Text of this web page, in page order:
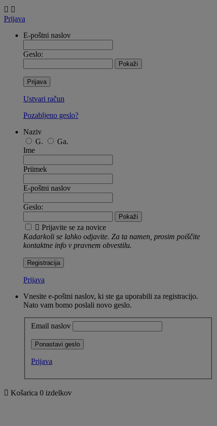
 
Prijava
E-poštni naslov
Geslo:
Pokaži
Prijava
Ustvari račun
Pozabljeno geslo?
Naziv
G.
Ga.
Ime
Priimek
E-poštni naslov
Geslo:
Pokaži
 Prijavite se za novice
Kadarkoli se lahko odjavite. Za ta namen, prosim poiščite
kontaktne info v pravnem obvestilu.
Registracija
Prijava
Vnesite e-poštni naslov, ki ste ga uporabili za registracijo.
Nato vam bomo poslali novo geslo.
Email naslov
Ponastavi geslo
Prijava
 Košarica 0 izdelkov